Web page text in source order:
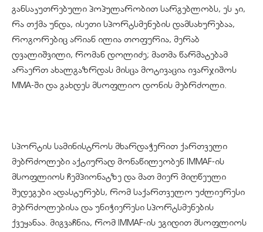
განსაკუთრებული პოპულარობით სარგებლობს, ეს კი,
რა თქმა უნდა, ისეთი სპორტსმენების დამსახურებაა,
როგორებიც არიან ილია თოფურია, მერაბ
დვალიშვილი, რომან დოლიძე; მათმა წარმატებამ
არაერთ ახალგაზრდას მისცა მოტივაცია ივარჯიშოს
MMA-ში და გახდეს მსოფლიო დონის მებრძოლი.
სპორტის სამინისტროს მხარდაჭერით ქართველი
მებრძოლები აქტიურად მონაწილეობენ IMMAF-ის
მსოფლიოს ჩემპიონატზე და მათ მიერ მიღწეული
შედეგები ადასტურებს, რომ საქართველო უძლიერესი
მებრძოლებისა და უნიჭიერესი სპორტსმენების
ქვეყანაა. მიგვაჩნია, რომ IMMAF-ის ეგიდით მსოფლიოს